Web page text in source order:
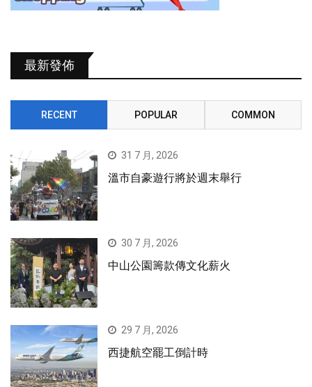
最新發佈
RECENT POPULAR COMMON
31 7 月, 2026
溫市自豪遊行將於週末舉行
30 7 月, 2026
中山公園籌款傳文化薪火
29 7 月, 2026
西捷航空罷工倒計時